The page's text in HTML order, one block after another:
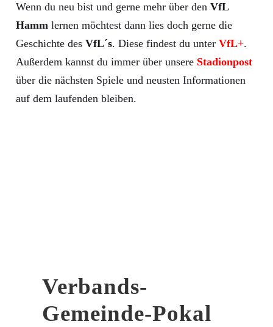
Wenn du neu bist und gerne mehr über den VfL
Hamm lernen möchtest dann lies doch gerne die
Geschichte des VfL´s. Diese findest du unter VfL+.
Außerdem kannst du immer über unsere Stadionpost
über die nächsten Spiele und neusten Informationen
auf dem laufenden bleiben.
Verbands-
Gemeinde-Pokal